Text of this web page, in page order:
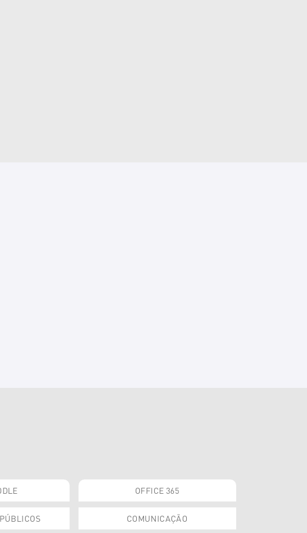
OFFICE 365
COMUNICAÇÃO